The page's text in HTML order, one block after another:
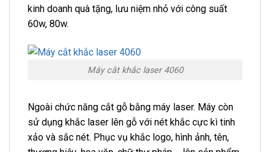
kinh doanh quà tặng, lưu niệm nhỏ với công suất
60w, 80w.
Máy cắt khắc laser 4060
Ngoài chức năng cắt gỗ bằng máy laser. Máy còn
sử dụng khắc laser lên gỗ với nét khắc cực kì tinh
xảo và sắc nét. Phục vụ khắc logo, hình ảnh, tên,